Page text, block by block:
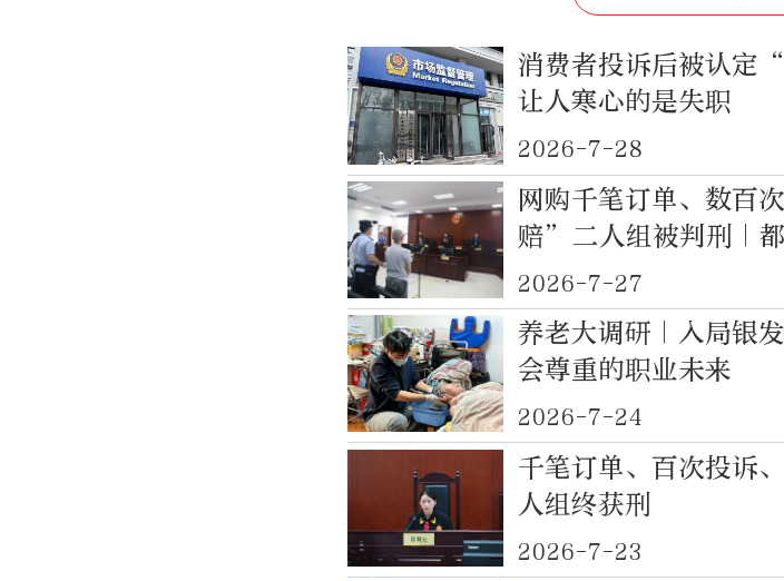
消费者投诉后被认定
让人寒心的是失职
2026-7-28
网购千笔订单、数百
赔”二人组被判刑｜
2026-7-27
养老大调研｜入局银
会尊重的职业未来
2026-7-24
千笔订单、百次投诉
人组终获刑
2026-7-23